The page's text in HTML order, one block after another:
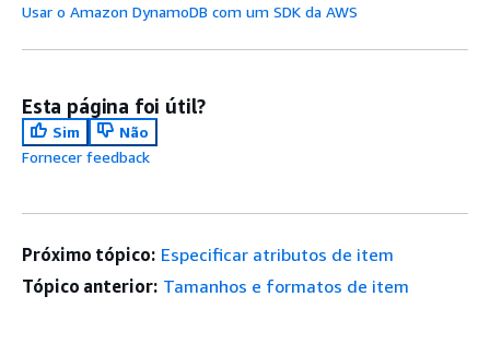
Usar o Amazon DynamoDB com um SDK da AWS
Esta página foi útil?
Sim
Não
Fornecer feedback
Próximo tópico: Especificar atributos de item
Tópico anterior: Tamanhos e formatos de item